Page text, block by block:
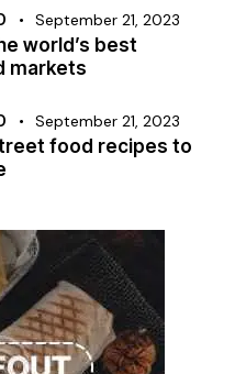
September 21, 2023
world’s best
markets
September 21, 2023
food recipes to